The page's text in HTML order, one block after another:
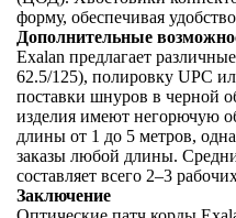
форму, обеспечивая
Дополнительные
Exalan предлагает
62.5/125), полировку UPC
поставки шнуров в черной
изделия имеют негорючую
длины от 1 до 5 метров,
заказы любой длины.
составляет всего 2–3
Заключение